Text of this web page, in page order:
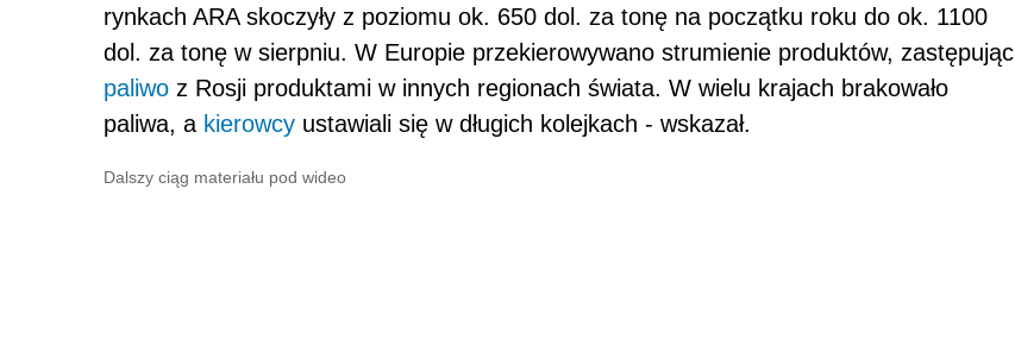
rynkach ARA skoczyły z poziomu ok. 650 dol. za tonę na początku roku do ok. 1100
dol. za tonę w sierpniu. W Europie przekierowywano strumienie produktów, zastępując
paliwo z Rosji produktami w innych regionach świata. W wielu krajach brakowało
paliwa, a kierowcy ustawiali się w długich kolejkach - wskazał.
Dalszy ciąg materiału pod wideo